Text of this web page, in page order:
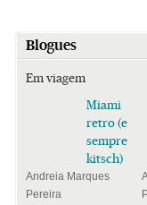
Blogues
Em viagem
Miami
retro (e
sempre
kitsch)
Andreia Marques
Pereira